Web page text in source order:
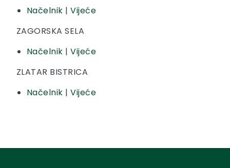
Načelnik |Vijeće
ZAGORSKA SELA
Načelnik |Vijeće
ZLATAR BISTRICA
Načelnik |Vijeće